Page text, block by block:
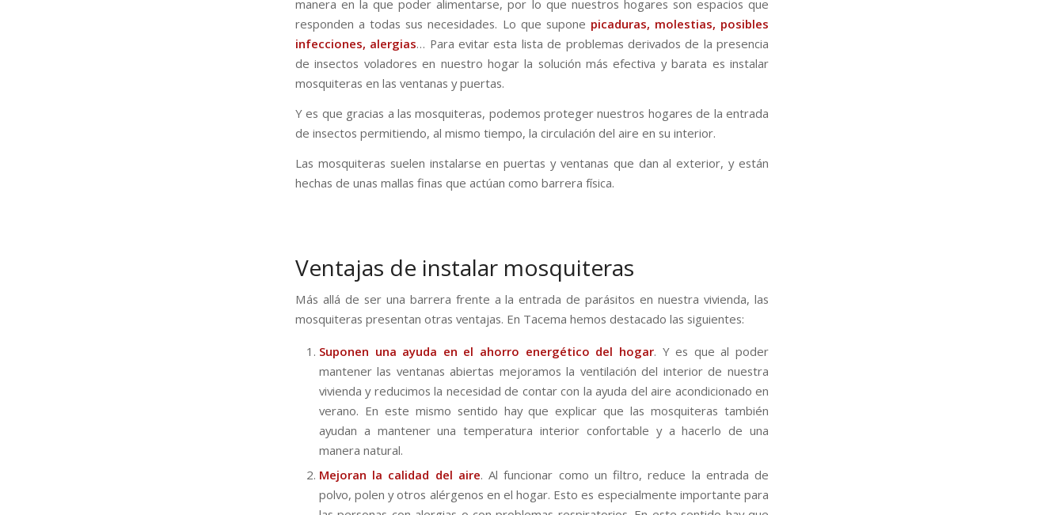
manera en la que poder alimentarse, por lo que nuestros hogares son espacios que
responden a todas sus necesidades. Lo que supone picaduras, molestias, posibles
infecciones, alergias… Para evitar esta lista de problemas derivados de la presencia
de insectos voladores en nuestro hogar la solución más efectiva y barata es instalar
mosquiteras en las ventanas y puertas.
Y es que gracias a las mosquiteras, podemos proteger nuestros hogares de la entrada
de insectos permitiendo, al mismo tiempo, la circulación del aire en su interior.
Las mosquiteras suelen instalarse en puertas y ventanas que dan al exterior, y están
hechas de unas mallas finas que actúan como barrera física.
Ventajas de instalar mosquiteras
Más allá de ser una barrera frente a la entrada de parásitos en nuestra vivienda, las
mosquiteras presentan otras ventajas. En Tacema hemos destacado las siguientes:
Suponen una ayuda en el ahorro energético del hogar. Y es que al poder
mantener las ventanas abiertas mejoramos la ventilación del interior de nuestra
vivienda y reducimos la necesidad de contar con la ayuda del aire acondicionado en
verano. En este mismo sentido hay que explicar que las mosquiteras también
ayudan a mantener una temperatura interior confortable y a hacerlo de una
manera natural.
Mejoran la calidad del aire. Al funcionar como un filtro, reduce la entrada de
polvo, polen y otros alérgenos en el hogar. Esto es especialmente importante para